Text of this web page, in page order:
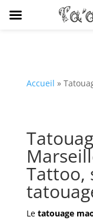
Accueil »
Tattoo,
Le tatouage